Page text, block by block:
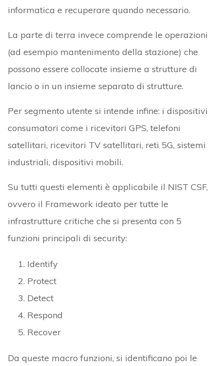
informatica e recuperare quando necessario.
La parte di terra invece comprende le operazioni
(ad esempio mantenimento della stazione) che
possono essere collocate insieme a strutture di
lancio o in un insieme separato di strutture.
Per segmento utente si intende infine: i dispositivi
consumatori come i ricevitori GPS, telefoni
satellitari, ricevitori TV satellitari, reti 5G, sistemi
industriali, dispositivi mobili.
Su tutti questi elementi è applicabile il NIST CSF,
ovvero il Framework ideato per tutte le
infrastrutture critiche che si presenta con 5
funzioni principali di security:
Identify
Protect
Detect
Respond
Recover
Da queste macro funzioni, si identificano poi le